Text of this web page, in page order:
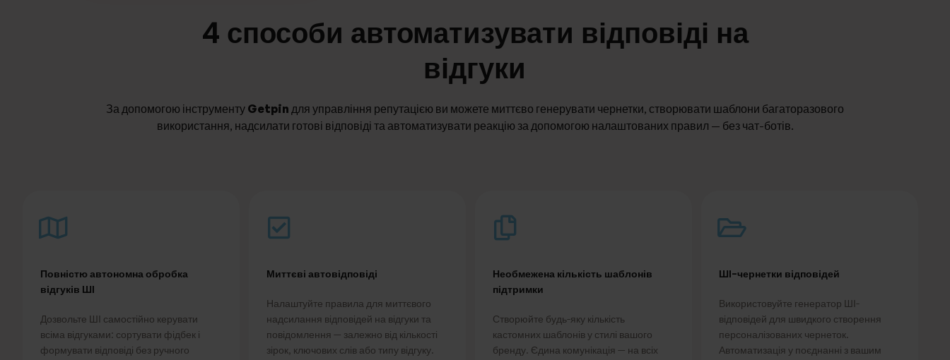
4 способи автоматизувати відповіді на
відгуки
За допомогою інструменту Getpin для управління репутацією ви можете миттєво генерувати чернетки, створювати шаблони багаторазового
використання, надсилати готові відповіді та автоматизувати реакцію за допомогою налаштованих правил — без чат-ботів.
Повністю автономна обробка
відгуків ШІ
Дозвольте ШІ самостійно керувати
всіма відгуками: сортувати фідбек і
формувати відповіді без ручного
Миттєві автовідповіді
Налаштуйте правила для миттєвого
надсилання відповідей на відгуки та
повідомлення — залежно від кількості
зірок, ключових слів або типу відгуку.
Необмежена кількість шаблонів
підтримки
Створюйте будь-яку кількість
кастомних шаблонів у стилі вашого
бренду. Єдина комунікація — на всіх
ШІ-чернетки відповідей
Використовуйте генератор ШІ-
відповідей для швидкого створення
персоналізованих чернеток.
Автоматизація у поєднанні з вашим